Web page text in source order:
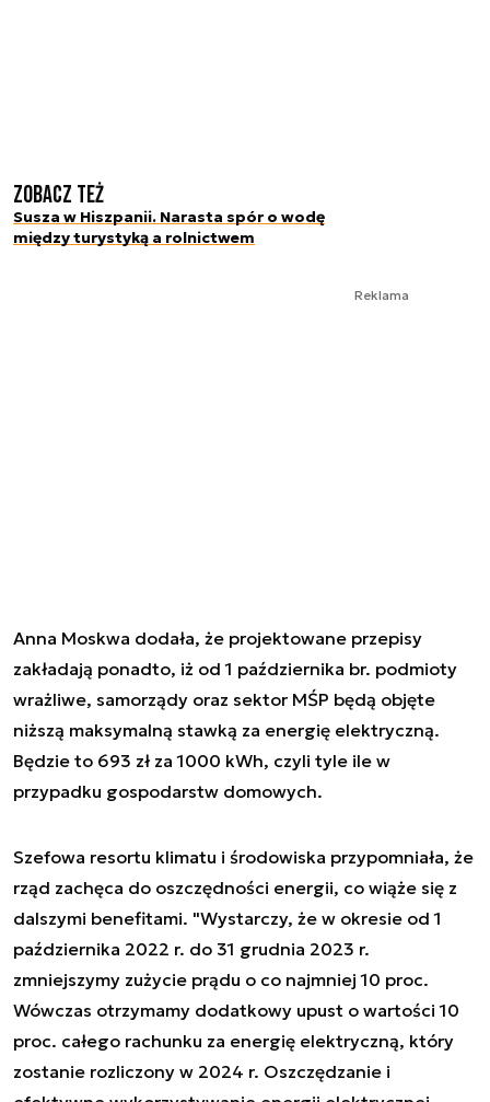
Zobacz też
Susza w Hiszpanii. Narasta spór o wodę
między turystyką a rolnictwem
Reklama
Anna Moskwa dodała, że projektowane przepisy
zakładają ponadto, iż od 1 października br. podmioty
wrażliwe, samorządy oraz sektor MŚP będą objęte
niższą maksymalną stawką za energię elektryczną.
Będzie to 693 zł za 1000 kWh, czyli tyle ile w
przypadku gospodarstw domowych.
Szefowa resortu klimatu i środowiska przypomniała, że
rząd zachęca do oszczędności energii, co wiąże się z
dalszymi benefitami. "Wystarczy, że w okresie od 1
października 2022 r. do 31 grudnia 2023 r.
zmniejszymy zużycie prądu o co najmniej 10 proc.
Wówczas otrzymamy dodatkowy upust o wartości 10
proc. całego rachunku za energię elektryczną, który
zostanie rozliczony w 2024 r. Oszczędzanie i